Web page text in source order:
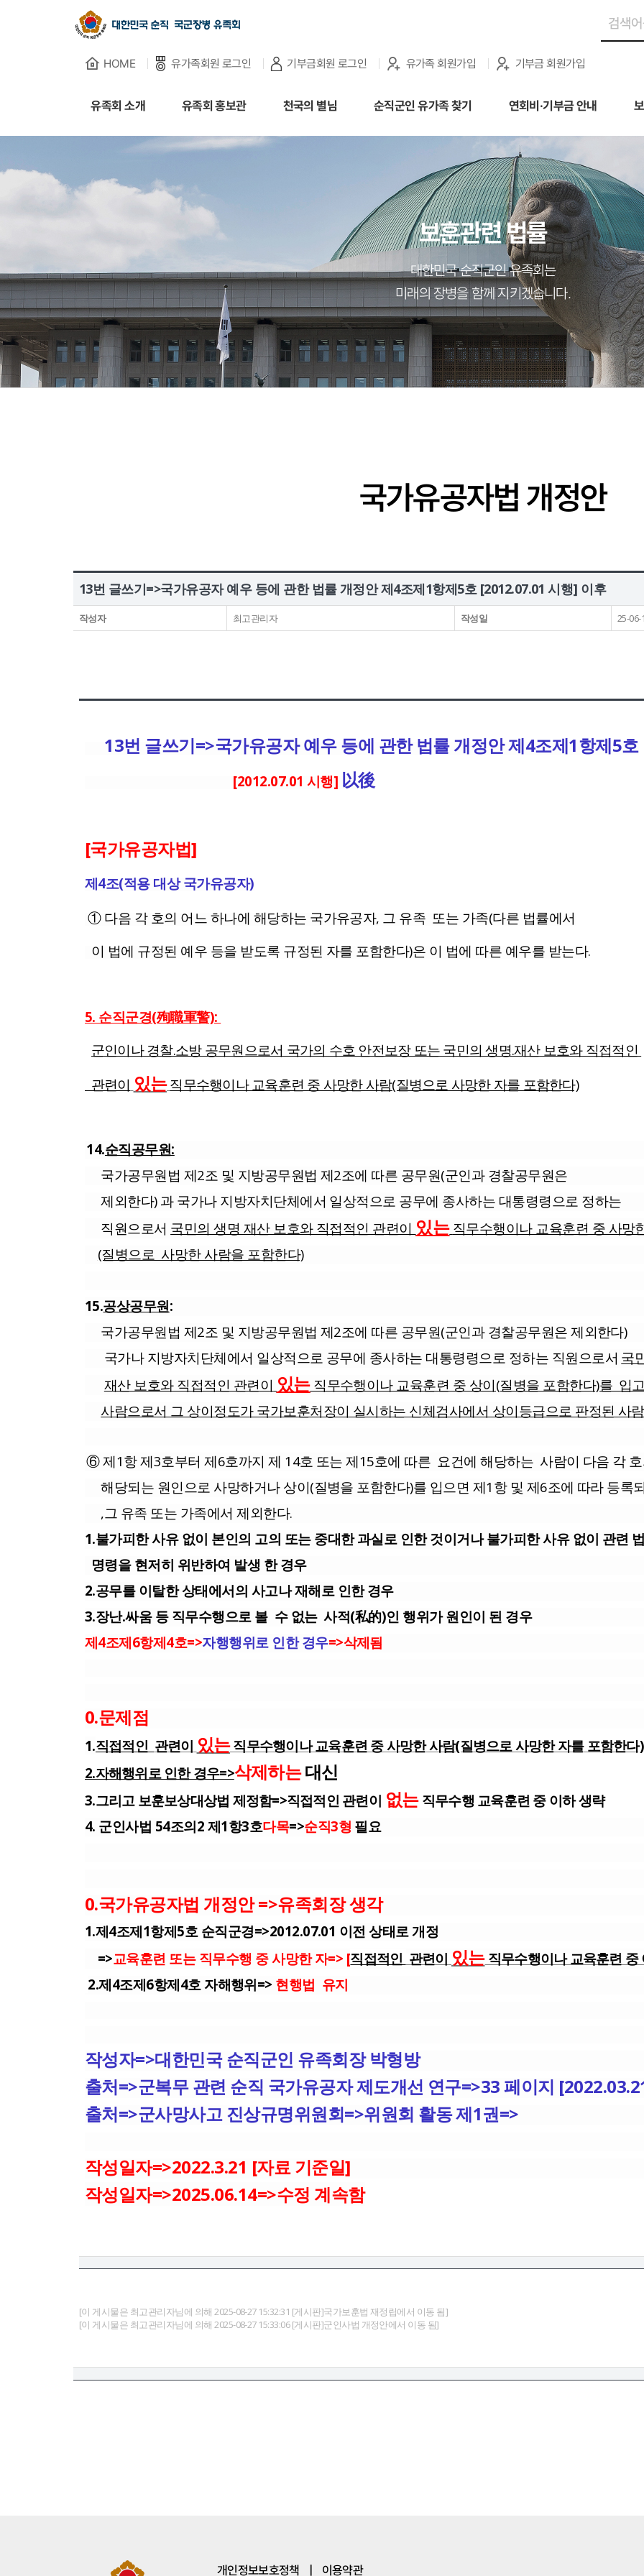
순직군인 유가족 찾기
주요활동사업
정보공개
HOME 유가족회원 로그인
기부금회원 로그인
HOME 유가족회원 로그인 기부금회원 로그인 유가족 회원가입 기부금 회원가입
유족회 소개 유족회 홍보관 천국의 별님 순직군인 유가족 찾기 연회비·기부금 안내
보훈관련 법률
대한민국 순직군인 유족회는
미래의 장병을 함께 지키겠습니다.
국가유공자법 개정안
13번 글쓰기=>국가유공자 예우 등에 관한 법률 개정안 제4조제1항제5호 [2012.07.01 시행] 이후
작성자 최고관리자 작성일 25-06-
13번 글쓰기=>국가유공자 예우 등에 관한 법률 개정안 제4조제1항제5호
[2012.07.01 시행] 以後
[국가유공자법]
제4조(적용 대상 국가유공자)
① 다음 각 호의 어느 하나에 해당하는 국가유공자, 그 유족 또는 가족(다른 법률에서
이 법에 규정된 예우 등을 받도록 규정된 자를 포함한다)은 이 법에 따른 예우를 받는다.
5. 순직군경(殉職軍警):
군인이나 경찰.소방 공무원으로서 국가의 수호 안전보장 또는 국민의 생명.재산 보호와 직접적인
관련이 있는직무수행이나 교육훈련 중 사망한 사람(질병으로 사망한 자를 포함한다)
14.순직공무원:
국가공무원법 제2조 및 지방공무원법 제2조에 따른 공무원(군인과 경찰공무원은
제외한다) 과 국가나 지방자치단체에서 일상적으로 공무에 종사하는 대통령령으로 정하는
직원으로서 국민의 생명 재산 보호와 직접적인 관련이 있는 직무수행이나 교육훈련 중 사망
(질병으로 사망한 사람을 포함한다)
15.공상공무원:
국가공무원법 제2조 및 지방공무원법 제2조에 따른 공무원(군인과 경찰공무원은 제외한다)
국가나 지방자치단체에서 일상적으로 공무에 종사하는 대통령령으로 정하는 직원으로서 국
재산 보호와 직접적인 관련이 있는 직무수행이나 교육훈련 중 상이(질병을 포함한다)를 입
사람으로서 그 상이정도가 국가보훈처장이 실시하는 신체검사에서 상이등급으로 판정된 사람
⑥ 제1항 제3호부터 제6호까지 제 14호 또는 제15호에 따른 요건에 해당하는 사람이 다음 각
해당되는 원인으로 사망하거나 상이(질병을 포함한다)를 입으면 제1항 및 제6조에 따라 등록
,그 유족 또는 가족에서 제외한다.
1.불가피한 사유 없이 본인의 고의 또는 중대한 과실로 인한 것이거나 불가피한 사유 없이 관련
명령을 현저히 위반하여 발생 한 경우
2.공무를 이탈한 상태에서의 사고나 재해로 인한 경우
3.장난.싸움 등 직무수행으로 볼 수 없는 사적(私的)인 행위가 원인이 된 경우
제4조제6항제4호=>자행행위로 인한 경우=>삭제됨
0.문제점
1.직접적인 관련이 있는직무수행이나 교육훈련 중 사망한 사람(질병으로 사망한 자를 포함한다
2.자해행위로 인한 경우=>삭제하는대신
3.그리고 보훈보상대상법 제정함=>직접적인 관련이 없는직무수행 교육훈련 중 이하 생략
4. 군인사법 54조의2 제1항3호다목=>순직3형 필요
0.국가유공자법 개정안 =>유족회장 생각
1.제4조제1항제5호 순직군경=>2012.07.01 이전 상태로 개정
=>교육훈련 또는 직무수행 중 사망한 자=> [직접적인 관련이 있는직무수행이나 교육훈련 중
2.제4조제6항제4호 자해행위=> 현행법 유지
작성자=>대한민국 순직군인 유족회장 박형방
출처=>군복무 관련 순직 국가유공자 제도개선 연구=>33 페이지
출처=>군사망사고 진상규명위원회=>위원회 활동 제1권=>
작성일자=>2022.3.21 [자료 기준일]
작성일자=>2025.06.14=>수정 계속함
[이 게시물은 최고관리자님에 의해 2025-08-27 15:32:31 [게시판]국가보훈법 재정립에서 이동 됨]
[이 게시물은 최고관리자님에 의해 2025-08-27 15:33:06 [게시판]군인사법 개정안에서 이동 됨]
개인정보보호정책 이용약관